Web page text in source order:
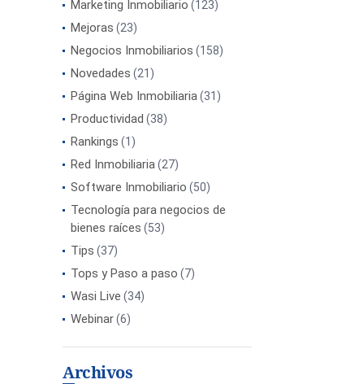
Marketing Inmobiliario (123)
Mejoras (23)
Negocios Inmobiliarios (158)
Novedades (21)
Página Web Inmobiliaria(31)
Productividad (38)
Rankings (1)
Red Inmobiliaria(27)
Software Inmobiliario (50)
Tecnología para negocios de
bienes raíces (53)
Tips (37)
Tops y Paso a paso (7)
Wasi Live (34)
Webinar(6)
Archivos